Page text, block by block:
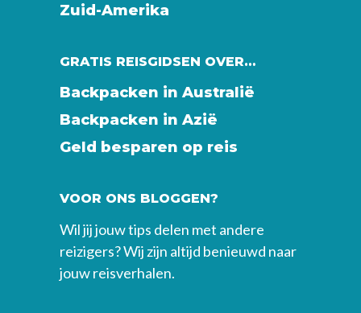
Zuid-Amerika
GRATIS REISGIDSEN OVER…
Backpacken in Australië
Backpacken in Azië
Geld besparen op reis
VOOR ONS BLOGGEN?
Wil jij jouw tips delen met andere
reizigers? Wij zijn altijd benieuwd naar
jouw reisverhalen.